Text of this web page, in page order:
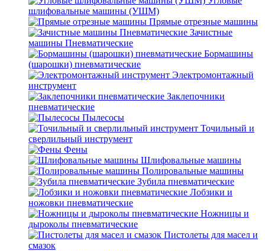
шлифовальные машины (УШМ)
Прямые отрезные машины
Зачистные
машины Пневматические
Бормашины
(шарошки) пневматические
Электромонтажный
инструмент
Заклепочники
пневматические
Пылесосы
Точильный и
сверлильный инструмент
Фены
Шлифовальные машины
Полировальные машины
Зубила пневматические
Лобзики и
ножовки пневматические
Ножницы и
дыроколы пневматические
Пистолеты для масел и
смазок